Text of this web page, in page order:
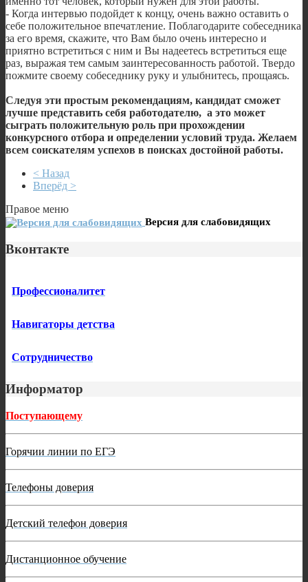
- Когда интервью подойдет к концу, очень важно оставить о
себе положительное впечатление. Поблагодарите собеседника
за его время, скажите, что Вам было очень интересно и
приятно встретиться с ним и Вы надеетесь встретиться еще
раз, выражая тем самым заинтересованность работой. Твердо
пожмите своему собеседнику руку и улыбнитесь, прощаясь.
Следуя эти простым рекомендациям, кандидат сможет
лучше представить себя работодателю, а это может
сыграть положительную роль при прохождении
конкурсного отбора и определении условий труда. Желаем
всем соискателям успехов в поисках достойной работы.
< Назад
Вперёд >
Правое меню
Версия для слабовидящих
Вконтакте
Профессионалитет
Навигаторы детства
Сотрудничество
Информатор
Поступающему
Горячии линии по ЕГЭ
Телефоны доверия
Детский телефон доверия
Дистанционное обучение